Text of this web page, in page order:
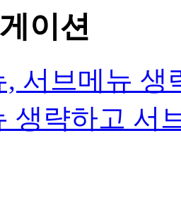
이션
, 서브메뉴 생
생략하고 서